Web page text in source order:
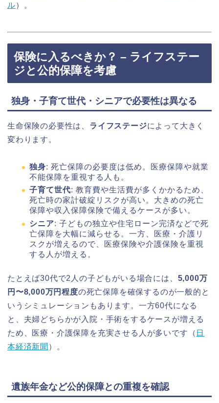
ル）。
保険に入るべきか？ – ライフステー
ジと公的保障を考慮
独身・子育て世代・シニアで必要性は異なる
生命保険の必要性は、 ライフステージによって大きく
変わります。
独身: 死亡保障の必要度は低め。医療保障や就業
不能保障を重視する人も。
子育て世代: 教育費や生活費が多くかかるため、
死亡時の家計破綻リスクが高い。大きめの死亡
保障や収入保障保険で備えるケースが多い。
シニア: 子どもの独立や住宅ローン完済などで死
亡保障を大幅に減らせる。一方、医療・介護リ
スクが増えるので、医療保険や介護保険を重視
する人が増える。
たとえば30代で2人の子どもがいる場合には、 5,000万
円〜8,000万円程度の死亡保障を確保するのが一般的と
いうシミュレーションもあります。一方60代になる
と、夫婦どちらかが入院・手術をするケースが増える
ため、医療・介護保障を充実させる人が多いです（ 日
本経済新聞 ）。
遺族年金など公的保障との重複を確認